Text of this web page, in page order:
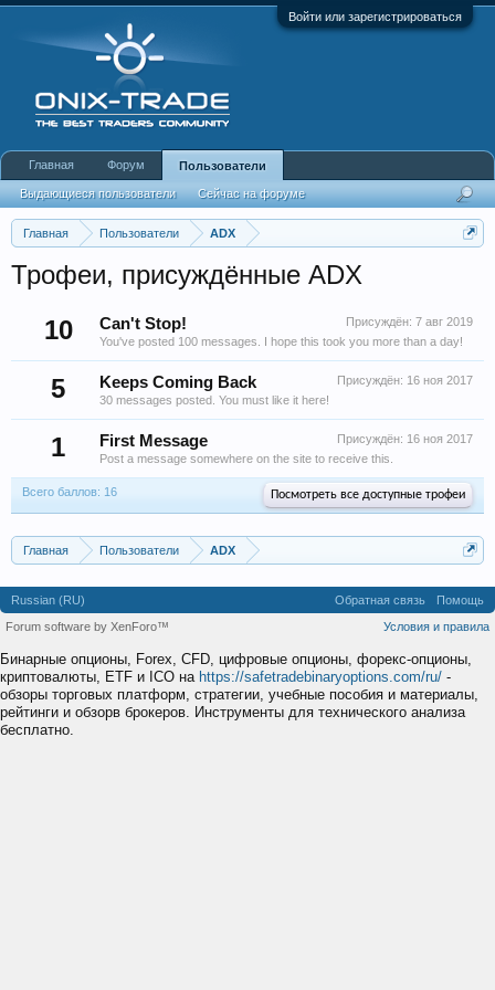
Войти или зарегистрироваться
Главная Пользователи ADX
Трофеи, присуждённые ADX
10
Присуждён: 7 авг 2019
Can't Stop!
You've posted 100 messages. I hope this took you more than a day!
5 Присуждён: 16 ноя 2017
Keeps Coming Back
30 messages posted. You must like it here!
1 Присуждён: 16 ноя 2017
First Message
Post a message somewhere on the site to receive this.
Всего баллов: 16 Посмотреть все доступные трофеи
Главная Пользователи ADX
Главная Форум Пользователи
Выдающиеся пользователи Сейчас на форуме
Недавняя активность Новые сообщения профиля
Russian (RU) Обратная связь
Помощь
Условия и правила
Forum software by XenForo™
Бинарные опционы, Forex, CFD, цифровые опционы, форекс-опционы,
криптовалюты, ETF и ICO на https://safetradebinaryoptions.com/ru/ -
обзоры торговых платформ, стратегии, учебные пособия и материалы,
рейтинги и обзорв брокеров. Инструменты для технического анализа
бесплатно.